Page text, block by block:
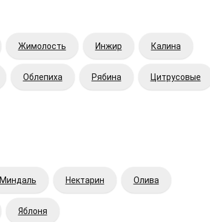
Жимолость Инжир Калина
Облепиха Рябина Цитрусовые
Миндаль Нектарин Олива
Яблоня